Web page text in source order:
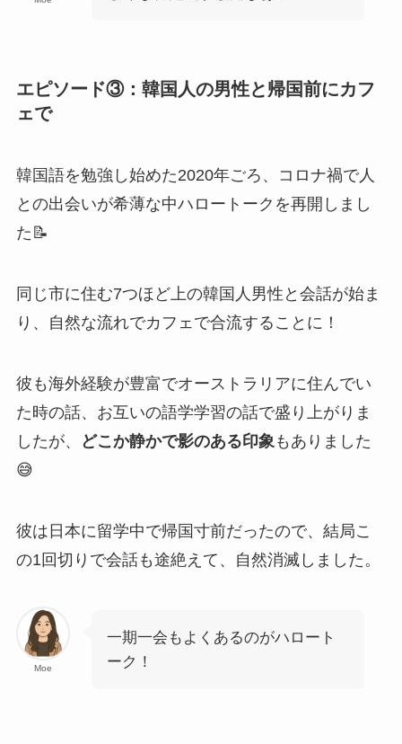
エピソード③：韓国人の男性と帰国前にカフ
ェで
韓国語を勉強し始めた2020年ごろ、コロナ禍で人
との出会いが希薄な中ハロートークを再開しまし
た📝
同じ市に住む7つほど上の韓国人男性と会話が始ま
り、自然な流れでカフェで合流することに！
彼も海外経験が豊富でオーストラリアに住んでい
た時の話、お互いの語学学習の話で盛り上がりま
したが、
どこか静かで影のある印象もありました
😅
彼は日本に留学中で帰国寸前だったので、結局こ
の1回切りで会話も途絶えて、自然消滅しました。
Moe
一期一会もよくあるのがハロート
ーク！